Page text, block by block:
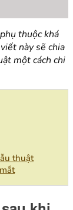
thuộc khá
này sẽ chia
một cách chi
thuật